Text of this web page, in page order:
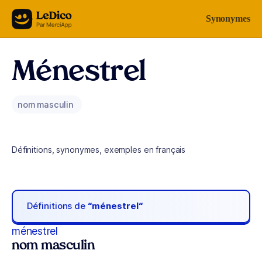
Aller au contenu Synonymes
Ménestrel
nom masculin
Définitions, synonymes, exemples en français
Définitions de “ménestrel“
ménestrel
nom masculin